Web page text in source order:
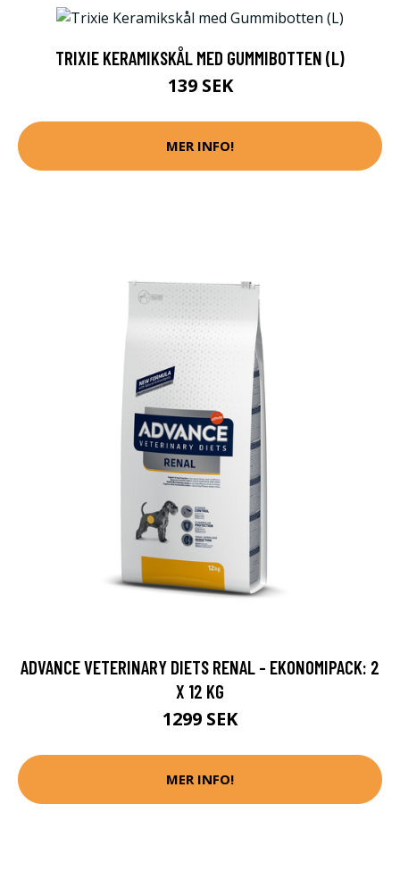
TRIXIE KERAMIKSKÅL MED GUMMIBOTTEN (L)
139 SEK
MER INFO!
ADVANCE VETERINARY DIETS RENAL - EKONOMIPACK: 2
X 12 KG
1299 SEK
MER INFO!